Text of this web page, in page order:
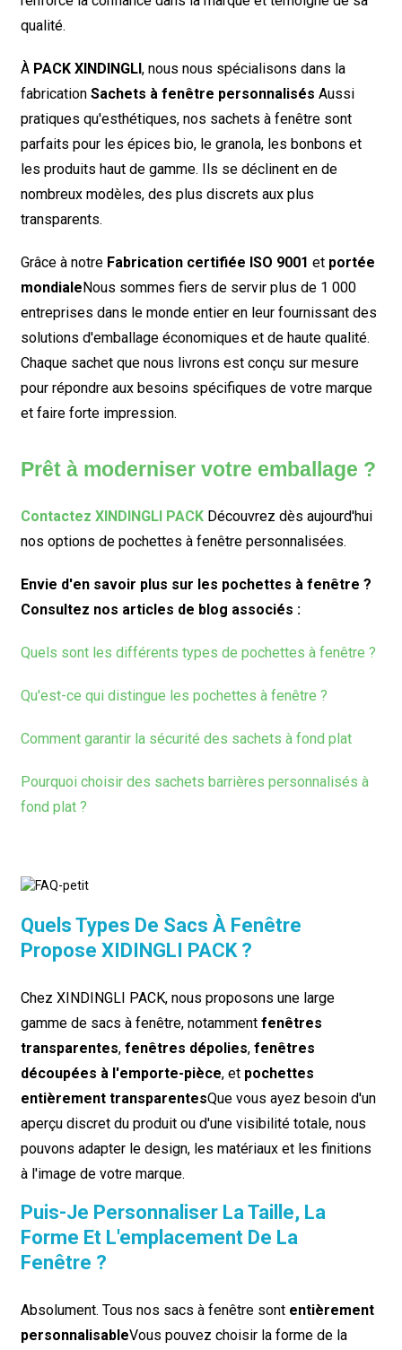
qualité.
À PACK XINDINGLI, nous nous spécialisons dans la
fabrication Sachets à fenêtre personnalisés Aussi
pratiques qu'esthétiques, nos sachets à fenêtre sont
parfaits pour les épices bio, le granola, les bonbons et
les produits haut de gamme. Ils se déclinent en de
nombreux modèles, des plus discrets aux plus
transparents.
Grâce à notre Fabrication certifiée ISO 9001 et portée
mondialeNous sommes fiers de servir plus de 1 000
entreprises dans le monde entier en leur fournissant des
solutions d'emballage économiques et de haute qualité.
Chaque sachet que nous livrons est conçu sur mesure
pour répondre aux besoins spécifiques de votre marque
et faire forte impression.
Prêt à moderniser votre emballage ?
Contactez XINDINGLI PACKDécouvrez dès aujourd'hui
nos options de pochettes à fenêtre personnalisées.
Envie d'en savoir plus sur les pochettes à fenêtre ?
Consultez nos articles de blog associés :
Quels sont les différents types de pochettes à fenêtre ?
Qu'est-ce qui distingue les pochettes à fenêtre ?
Comment garantir la sécurité des sachets à fond plat
Pourquoi choisir des sachets barrières personnalisés à
fond plat ?
Quels Types De Sacs À Fenêtre
Propose XIDINGLI PACK ?
Chez XINDINGLI PACK, nous proposons une large
gamme de sacs à fenêtre, notamment fenêtres
transparentes, fenêtres dépolies, fenêtres
découpées à l'emporte-pièce, et pochettes
entièrement transparentesQue vous ayez besoin d'un
aperçu discret du produit ou d'une visibilité totale, nous
pouvons adapter le design, les matériaux et les finitions
à l'image de votre marque.
Puis-Je Personnaliser La Taille, La
Forme Et L'emplacement De La
Fenêtre ?
Absolument. Tous nos sacs à fenêtre sont entièrement
personnalisableVous pouvez choisir la forme de la